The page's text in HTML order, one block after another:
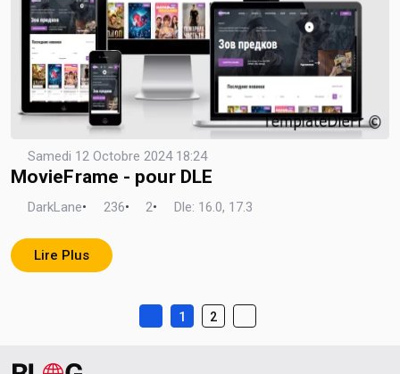
Samedi 12 Octobre 2024 18:24
MovieFrame - pour DLE
DarkLane• 236• 2• Dle: 16.0, 17.3
Lire Plus
1 2